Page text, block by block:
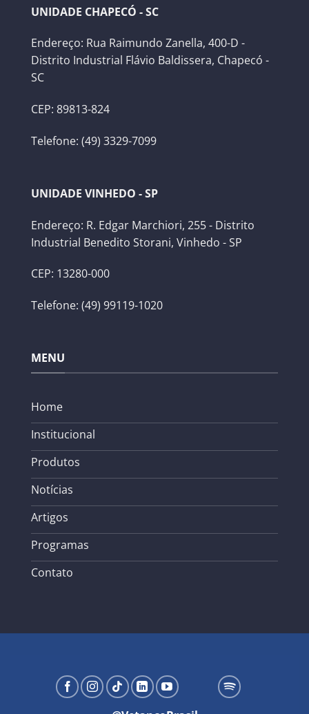
UNIDADE CHAPECÓ - SC
Endereço: Rua Raimundo Zanella, 400-D -
Distrito Industrial Flávio Baldissera, Chapecó -
SC
CEP: 89813-824
Telefone: (49) 3329-7099
UNIDADE VINHEDO - SP
Endereço: R. Edgar Marchiori, 255 - Distrito
Industrial Benedito Storani, Vinhedo - SP
CEP: 13280-000
Telefone: (49) 99119-1020
MENU
Home
Institucional
Produtos
Notícias
Artigos
Programas
Contato